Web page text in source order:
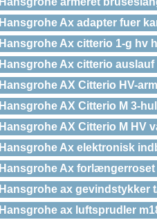
Hansgrohe Ax adapter fuer
Hansgrohe Ax citterio 1-g hv
Hansgrohe Ax citterio auslauf
Hansgrohe AX Citterio HV-
Hansgrohe AX Citterio M 3-
Hansgrohe AX Citterio M HV
Hansgrohe Ax elektronisk
Hansgrohe Ax forlængerroset
Hansgrohe ax gevindstykker
Hansgrohe ax luftsprudler